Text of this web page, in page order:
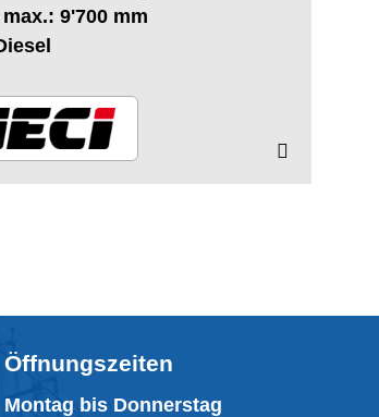
9'700 mm
Öffnungszeiten
Montag bis Donnerstag